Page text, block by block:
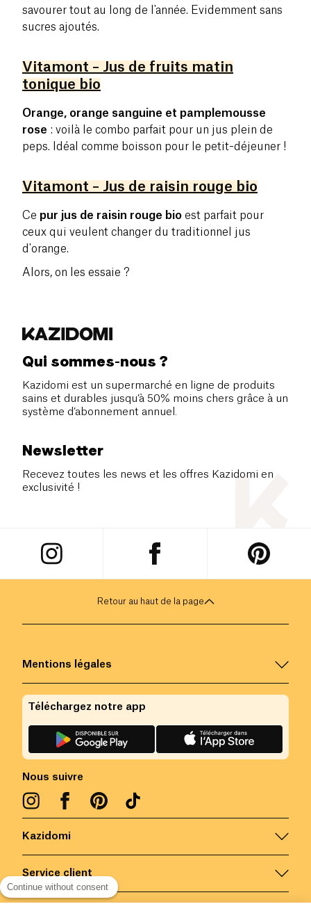
savourer tout au long de l'année. Evidemment sans
sucres ajoutés.
Vitamont – Jus de fruits matin
tonique bio
Orange, orange sanguine et pamplemousse
rose : voilà le combo parfait pour un jus plein de
peps. Idéal comme boisson pour le petit-déjeuner !
Vitamont – Jus de raisin rouge bio
Ce pur jus de raisin rouge bio est parfait pour
ceux qui veulent changer du traditionnel jus
d'orange.
Alors, on les essaie ?
Qui sommes-nous ?
Kazidomi est un supermarché en ligne de produits
sains et durables jusqu’à 50% moins chers grâce à un
système d’abonnement annuel.
Newsletter
Recevez toutes les news et les offres Kazidomi en
exclusivité !
Retour au haut de la page
Kazidomi
Service client
Mentions légales
Nous suivre
Téléchargez notre app
Continue without consent